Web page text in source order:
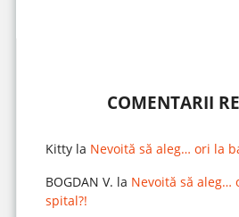
COMENTARII
Kittyla Nevoită să aleg… ori la
BOGDAN V. la Nevoită să aleg…
spital?!